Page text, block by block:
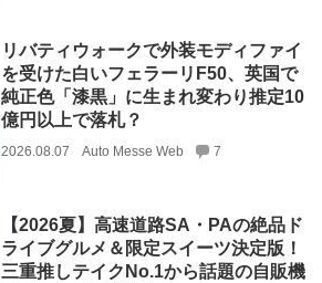
リバティウォークで外装モディファイ
を受けた白いフェラーリF50、英国で
純正色「漆黒」に生まれ変わり推定10
億円以上で落札？
2026.08.07 Auto Messe Web 7
【2026夏】高速道路SA・PAの絶品ド
ライブグルメ＆限定スイーツ決定版！
三重推しテイクNo.1から話題の自販機